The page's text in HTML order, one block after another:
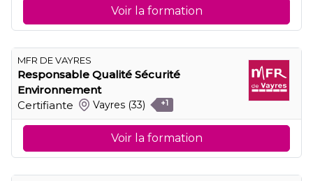
Voir la formation
MFR DE VAYRES
Responsable Qualité Sécurité
Environnement
Certifiante
Vayres (33) +1
Voir la formation